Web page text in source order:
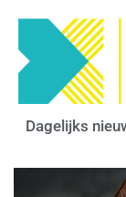
Dagelijks